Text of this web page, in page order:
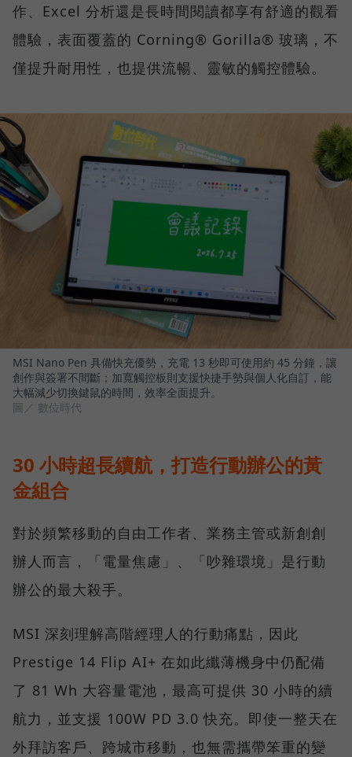
作、Excel 分析還是長時間閱讀都享有舒適的觀看
體驗，表面覆蓋的 Corning® Gorilla® 玻璃，不
僅提升耐用性，也提供流暢、靈敏的觸控體驗。
MSI Nano Pen 具備快充優勢，充電 13 秒即可使用約 45 分鐘，讓
創作與簽署不間斷；加寬觸控板則支援快捷手勢與個人化自訂，能
大幅減少切換鍵鼠的時間，效率全面提升。
圖／ 數位時代
30 小時超長續航，打造行動辦公的黃
金組合
對於頻繁移動的自由工作者、業務主管或新創創
辦人而言，「電量焦慮」、「吵雜環境」是行動
辦公的最大殺手。
MSI 深刻理解高階經理人的行動痛點，因此
Prestige 14 Flip AI+ 在如此纖薄機身中仍配備
了 81 Wh 大容量電池，最高可提供 30 小時的續
航力，並支援 100W PD 3.0 快充。即使一整天在
外拜訪客戶、跨城市移動，也無需攜帶笨重的變